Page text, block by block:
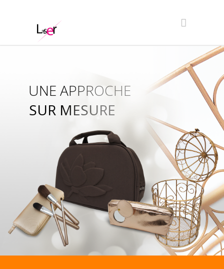
SUR MESURE
UNE APPROCHE